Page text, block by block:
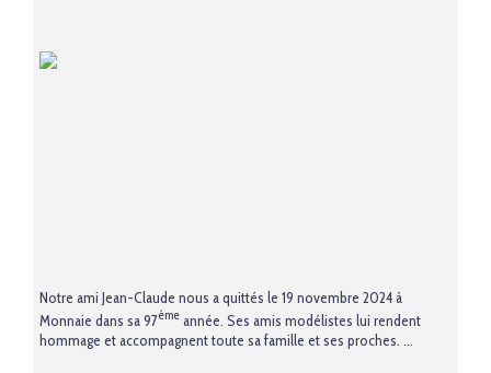
Notre ami Jean-Claude nous a quittés le 19 novembre 2024 à
Monnaie dans sa 97ème année. Ses amis modélistes lui rendent
hommage et accompagnent toute sa famille et ses proches. ...